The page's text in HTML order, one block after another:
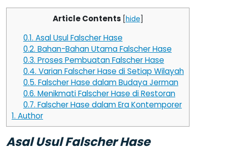
Article Contents hide
0.1. Asal Usul Falscher Hase
0.2. Bahan-Bahan Utama Falscher Hase
0.3. Proses Pembuatan Falscher Hase
0.4. Varian Falscher Hase di Setiap Wilayah
0.5. Falscher Hase dalam Budaya Jerman
0.6. Menikmati Falscher Hase di Restoran
0.7. Falscher Hase dalam Era Kontemporer
1. Author
Asal Usul Falscher Hase